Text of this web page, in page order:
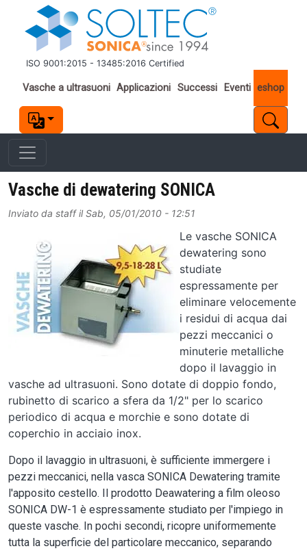
Salta al contenuto principale
ISO 9001:2015 - 13485:2016 Certified
Important links
Vasche a ultrasuoni Applicazioni Successi Eventi eshop
Vasche di dewatering SONICA
Inviato da staffilSab, 05/01/2010 - 12:51
Le vasche SONICA
dewatering sono
studiate
espressamente per
eliminare velocemente
i residui di acqua dai
pezzi meccanici o
minuterie metalliche
dopo il lavaggio in
vasche ad ultrasuoni. Sono dotate di doppio fondo,
rubinetto di scarico a sfera da 1/2" per lo scarico
periodico di acqua e morchie e sono dotate di
coperchio in acciaio inox.
Dopo il lavaggio in ultrasuoni, è sufficiente immergere i
pezzi meccanici, nella vasca SONICA Dewatering tramite
l'apposito cestello. Il prodotto Deawatering a film oleoso
SONICA DW-1 è espressamente studiato per l'impiego in
queste vasche. In pochi secondi, ricopre uniformemente
tutta la superficie del particolare meccanico, separando